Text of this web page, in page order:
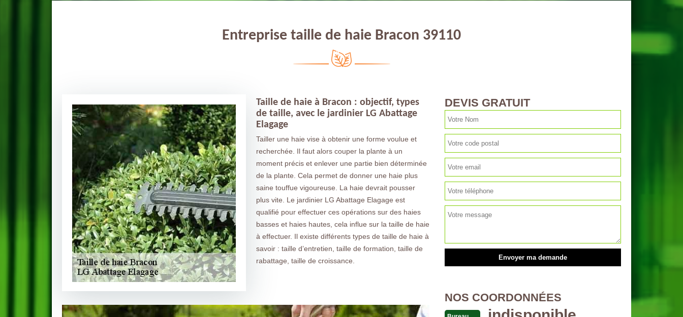
Entreprise taille de haie Bracon 39110
Taille de haie à Bracon : objectif, types
de taille, avec le jardinier LG Abattage
Elagage
Tailler une haie vise à obtenir une forme voulue et
recherchée. Il faut alors couper la plante à un
moment précis et enlever une partie bien déterminée
de la plante. Cela permet de donner une haie plus
saine touffue vigoureuse. La haie devrait pousser
plus vite. Le jardinier LG Abattage Elagage est
qualifié pour effectuer ces opérations sur des haies
basses et haies hautes, cela influe sur la taille de haie
à effectuer. Il existe différents types de taille de haie à
savoir : taille d’entretien, taille de formation, taille de
rabattage, taille de croissance.
DEVIS GRATUIT
NOS COORDONNÉES